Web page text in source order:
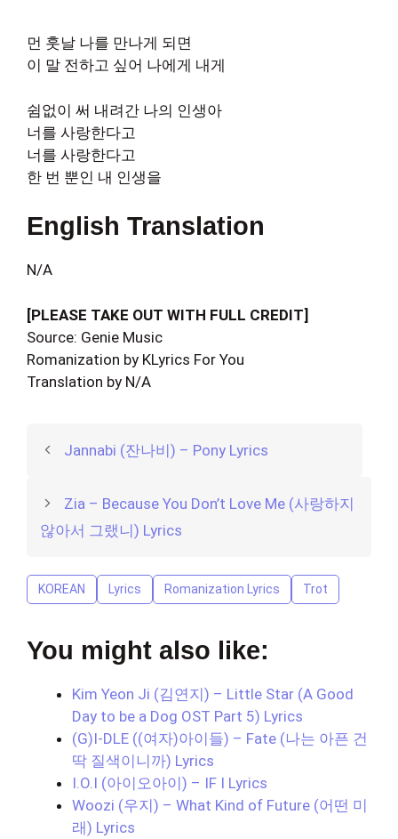
먼 훗날 나를 만나게 되면
이 말 전하고 싶어 나에게 내게
쉼없이 써 내려간 나의 인생아
너를 사랑한다고
너를 사랑한다고
한 번 뿐인 내 인생을
English Translation
N/A
[PLEASE TAKE OUT WITH FULL CREDIT]
Source: Genie Music
Romanization by KLyrics For You
Translation by N/A
Jannabi (잔나비) – Pony Lyrics
Zia – Because You Don’t Love Me (사랑하지
않아서 그랬니) Lyrics
KOREAN Lyrics Romanization Lyrics Trot
You might also like:
Kim Yeon Ji (김연지) – Little Star (A Good
Day to be a Dog OST Part 5) Lyrics
(G)I-DLE ((여자)아이들) – Fate (나는 아픈 건
딱 질색이니까) Lyrics
I.O.I (아이오아이) – IF I Lyrics
Woozi (우지) – What Kind of Future (어떤 미
래) Lyrics